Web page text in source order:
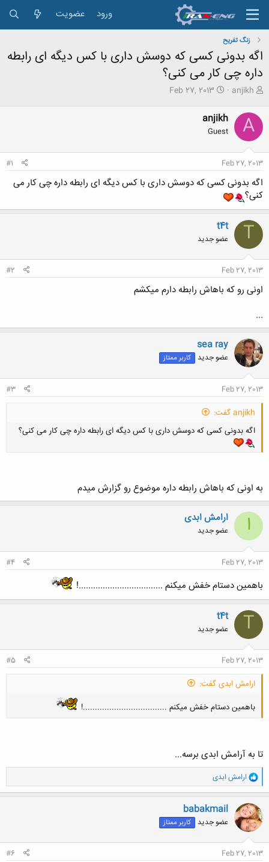
ورود عضویت
زنگ تفريح
اگه بدونی کسی که دوسش داری با کس دیگه ای رابطه
داره چی کار می کنی؟
ش
و
ع
ک
ن
ن
د
م
و
ض
و
ع
anjikh
ت
ر
ی
خ
ر
Feb 27, 2013
A
anjikh
Guest
Feb 27, 2013
#1
اگه بدونی کسی که دوسش داری با کس دیگه ای رابطه داره چی کار می
کنی؟
T
t4t
عضو جدید
Feb 27, 2013
#2
اونی رو که باهاش رابطه دارم میکشم
...
sea ray
عضو جدید کاربر ممتاز
Feb 27, 2013
#3
anjikh گفت:
اگه بدونی کسی که دوسش داری با کس دیگه ای رابطه داره چی کار می کنی؟
به اونی که باهاش رابطه داره موضوع رو گزارش میدم
ا ارامش ابدی
عضو جدید
Feb 27, 2013
#4
باهمین دستام خفش میکنم ...................................!
T
t4t
عضو جدید
Feb 27, 2013
#5
ارامش ابدی گفت:
باهمین دستام خفش میکنم ...................................!
تا به آرامش ابدی برسه...
و
ا
ک
ن
ش
ه
ا
ارامش ابدی
babakmail
عضو جدید کاربر ممتاز
Feb 27, 2013
#6